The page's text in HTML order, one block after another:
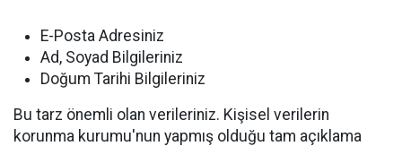
E-Posta Adresiniz
Ad, Soyad Bilgileriniz
Doğum Tarihi Bilgileriniz
Bu tarz önemli olan verileriniz. Kişisel verilerin
korunma kurumu'nun yapmış olduğu tam açıklama